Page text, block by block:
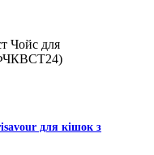
Чойс для
для кішок з